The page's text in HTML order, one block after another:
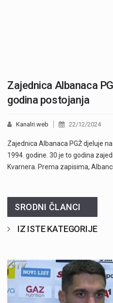
Zajednica Albanaca
godina postojanja
Kanalri.web 22/12/2024
Zajednica Albanaca PGŽ djeluje
1994. godine. 30 je to godina
Kvarnera. Prema zapisima,
SRODNI ČLANCI
IZ ISTE KATEGORIJE